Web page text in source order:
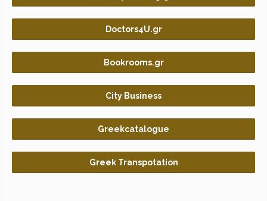
Doctors4U.gr
Bookrooms.gr
City Business
Greekcatalogue
Greek Transpotation